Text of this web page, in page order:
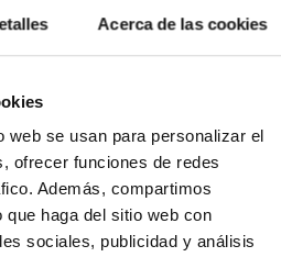
Acerca de las cookies
web se usan para personalizar el
ofrecer funciones de redes
Además, compartimos
haga del sitio web con
sociales, publicidad y análisis
Solicite un precio
de oferta de articulo